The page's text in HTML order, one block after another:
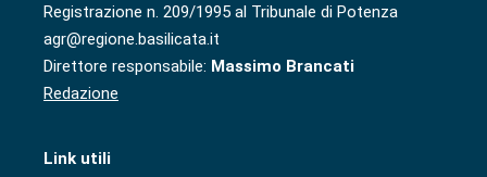
Registrazione n. 209/1995 al Tribunale di Potenza
agr@regione.basilicata.it
Direttore responsabile: Massimo Brancati
Redazione
Link utili